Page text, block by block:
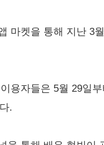
마켓을 통해 지난
용자들은 5월 29
.